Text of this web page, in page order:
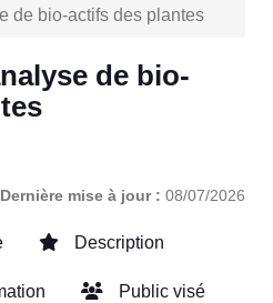
de bio-actifs des plantes
de bio-
Dernière mise à jour : 08/07/2026
Description
Public visé